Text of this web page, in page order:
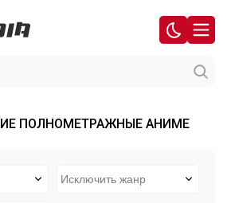
ПОЛНОМЕТРАЖНЫЕ АНИМЕ